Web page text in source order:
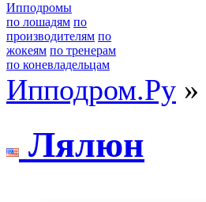
Ипподромы
по лошадям по
производителям по
жокеям по тренерам
по коневладельцам
Ипподром.Ру »
Лялюн